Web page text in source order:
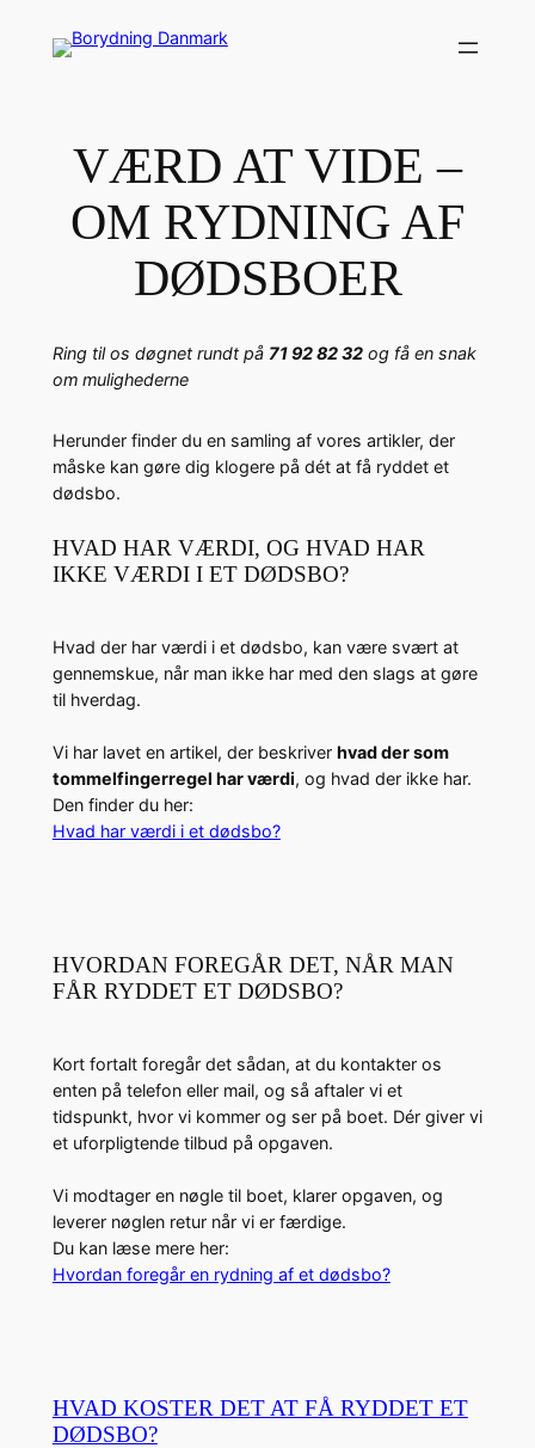
VÆRD AT VIDE –
OM RYDNING AF
DØDSBOER
Ring til os døgnet rundt på 71 92 82 32og få en snak
om mulighederne
Herunder finder du en samling af vores artikler, der
måske kan gøre dig klogere på dét at få ryddet et
dødsbo.
HVAD HAR VÆRDI, OG HVAD HAR
IKKE VÆRDI I ET DØDSBO?
Hvad der har værdi i et dødsbo, kan være svært at
gennemskue, når man ikke har med den slags at gøre
til hverdag.
Vi har lavet en artikel, der beskriver hvad der som
tommelfingerregel har værdi, og hvad der ikke har.
Den finder du her:
Hvad har værdi i et dødsbo?
HVORDAN FOREGÅR DET, NÅR MAN
FÅR RYDDET ET DØDSBO?
Kort fortalt foregår det sådan, at du kontakter os
enten på telefon eller mail, og så aftaler vi et
tidspunkt, hvor vi kommer og ser på boet. Dér giver vi
et uforpligtende tilbud på opgaven.
Vi modtager en nøgle til boet, klarer opgaven, og
leverer nøglen retur når vi er færdige.
Du kan læse mere her:
Hvordan foregår en rydning af et dødsbo?
HVAD KOSTER DET AT FÅ RYDDET ET
DØDSBO?